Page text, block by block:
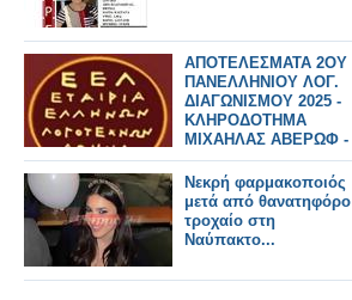
ΑΠΟΤΕΛΕΣΜΑΤΑ 2ΟΥ
ΠΑΝΕΛΛΗΝΙΟΥ ΛΟΓ.
ΔΙΑΓΩΝΙΣΜΟΥ 2025 -
ΚΛΗΡΟΔΟΤΗΜΑ
ΜΙΧΑΗΛΑΣ ΑΒΕΡΩΦ -
ΓΙΑ ΤΑ ΖΩΑ -
ΔΙΗΓΗΜΑ KAI ΠΟΙΗΣΗ
Νεκρή φαρμακοποιός
μετά από θανατηφόρο
τροχαίο στη
Ναύπακτο...